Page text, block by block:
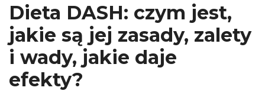
Dieta DASH: czym jest,
jakie są jej zasady, zalety
i wady, jakie daje
efekty?